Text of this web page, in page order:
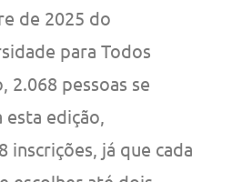
de 2025 do
para Todos
2.068 pessoas se
edição,
inscrições, já que cada